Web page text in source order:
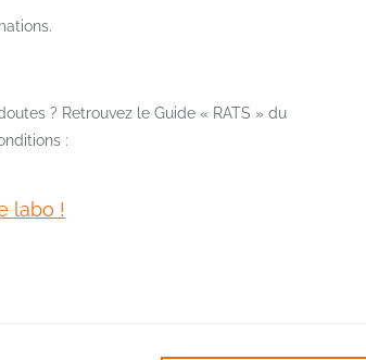
? Retrouvez le Guide « RATS » du
:
labo !